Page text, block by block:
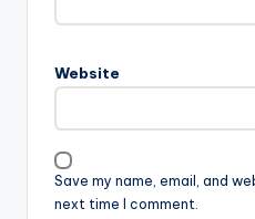
Website
Save my name, email, and
next time I comment.